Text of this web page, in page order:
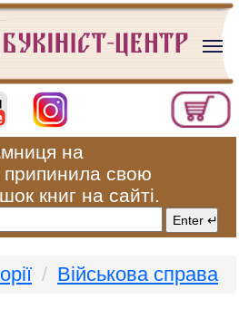
на
свою
книг на сайті.
Військова справа